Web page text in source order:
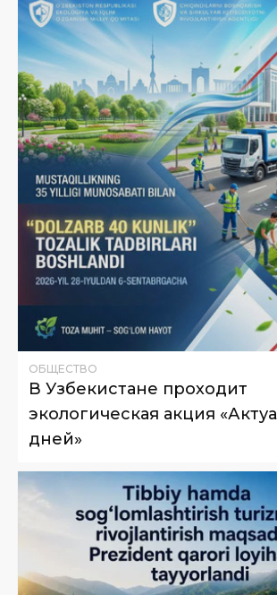
ОБЩЕСТВО
В Узбекистане проходит
экологическая акция
дней»